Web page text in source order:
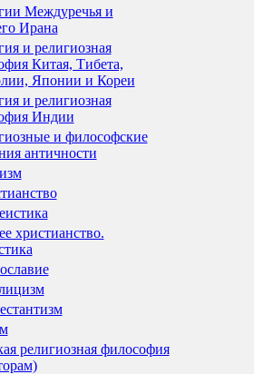
Междуречья и
Ирана
и религиозная
Китая, Тибета,
Японии и Кореи
и религиозная
Индии
и философские
античности
христианство.
религиозная философия